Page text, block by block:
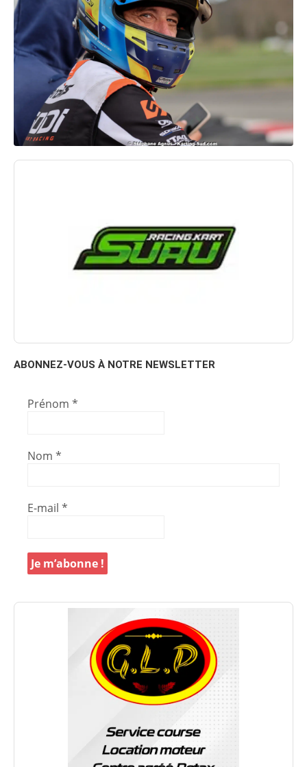
ABONNEZ-VOUS À NOTRE NEWSLETTER
Prénom *
Nom *
E-mail *